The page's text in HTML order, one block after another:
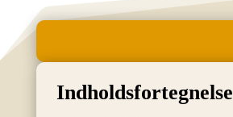
Indholdsfortegnelse